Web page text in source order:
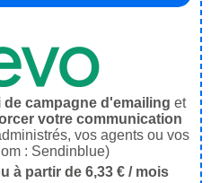
de campagne d'emailing et
votre communication
vos agents ou vos
: Sendinblue)
à partir de 6,33 € / mois